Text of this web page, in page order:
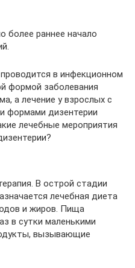
более раннее начало
в инфекционном
формой заболевания
а лечение у взрослых с
формами дизентерии
лечебные мероприятия
В острой стадии
лечебная диета
и жиров. Пища
в сутки маленькими
вызывающие